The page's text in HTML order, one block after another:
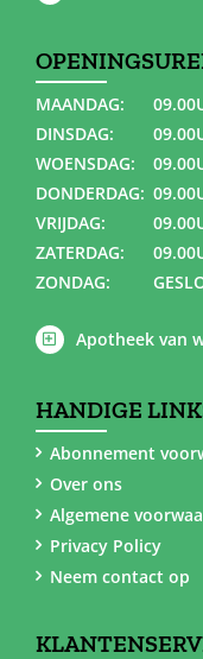
MAANDAG:
DINSDAG:
WOENSDAG:
DONDERDAG:
VRIJDAG:
ZATERDAG:
ZONDAG:
Apotheek van
HANDIGE
Abonnement
Over ons
Algemene
Privacy Policy
Neem contact op